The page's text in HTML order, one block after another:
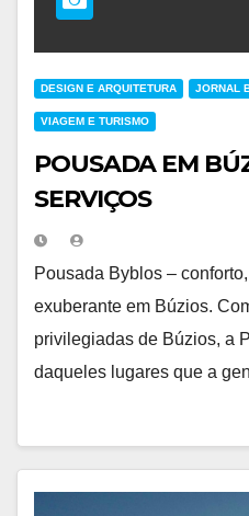
DESIGN E ARQUITETURA JORNAL
VIAGEM E TURISMO
POUSADA EM
SERVIÇOS
Pousada Byblos –
exuberante em Búzios.
privilegiadas de Búzios, a
daqueles lugares que a